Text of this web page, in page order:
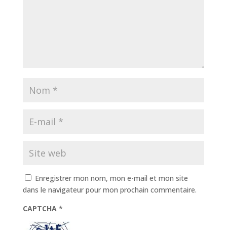
Enregistrer mon nom, mon e-mail et mon site
dans le navigateur pour mon prochain commentaire.
CAPTCHA *